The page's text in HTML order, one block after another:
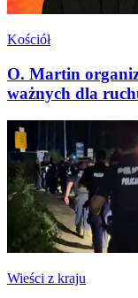
Kościół
O. Martin
ważnych dla
Wieści z kraju